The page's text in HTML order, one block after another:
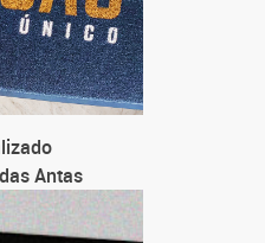
Antas